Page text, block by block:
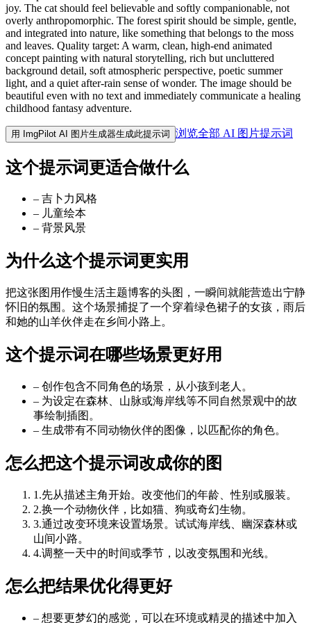
joy. The cat should feel believable and softly companionable, not
overly anthropomorphic. The forest spirit should be simple, gentle,
and integrated into nature, like something that belongs to the moss
and leaves. Quality target: A warm, clean, high-end animated
concept painting with natural storytelling, rich but uncluttered
background detail, soft atmospheric perspective, poetic summer
light, and a quiet after-rain sense of wonder. The image should be
beautiful even with no text and immediately communicate a healing
childhood fantasy adventure.
用 ImgPilot AI 图片生成器生成此提示词 浏览全部 AI 图片提示词
这个提示词更适合做什么
– 吉卜力风格
– 儿童绘本
– 背景风景
为什么这个提示词更实用
把这张图用作慢生活主题博客的头图，一瞬间就能营造出宁静
怀旧的氛围。这个场景捕捉了一个穿着绿色裙子的女孩，雨后
和她的山羊伙伴走在乡间小路上。
这个提示词在哪些场景更好用
– 创作包含不同角色的场景，从小孩到老人。
– 为设定在森林、山脉或海岸线等不同自然景观中的故
事绘制插图。
– 生成带有不同动物伙伴的图像，以匹配你的角色。
怎么把这个提示词改成你的图
1 .先从描述主角开始。改变他们的年龄、性别或服装。
2.换一个动物伙伴，比如猫、狗或奇幻生物。
3.通过改变环境来设置场景。试试海岸线、幽深森林或
山间小路。
4.调整一天中的时间或季节，以改变氛围和光线。
怎么把结果优化得更好
– 想要更梦幻的感觉，可以在环境或精灵的描述中加入